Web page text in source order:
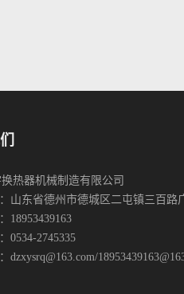
热器机械制造有限公司
山东省德州市德城区二屯镇三百路
18953439163
0534-2745335
dzxysrq@163.com/